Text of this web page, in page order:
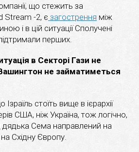
що стежить за
Stream -2, є загострення між
і в цій ситуації Сполучені
перших.
в Секторі Гази не
не займатиметься
стоїть вище в ієрархії
США, ніж Україна, тож логічно,
Сема направлений на
Східну Європу.